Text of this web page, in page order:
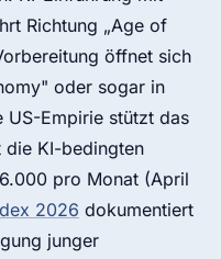
Richtung „Age of
öffnet sich
oder sogar in
US-Empirie stützt das
die KI-bedingten
pro Monat (April
2026 dokumentiert
junger